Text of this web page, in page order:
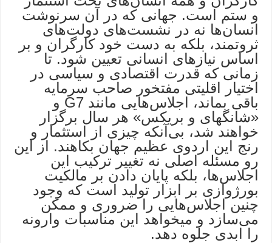
و ستم است. جهانی که در آن سرنوشت
انسان‌ها نه در نشست‌های دولت‌های
ثروتمند، بلکه به دست خود کارگران و بر
اساس نیازهای انسانی تعیین شود. تا
زمانی که قدرت اقتصادی و سیاسی در
اختیار اقلیتی مفتخور صاحب سرمایه
باقی بماند، اجلاس‌هایی مانند G7 و
«شانگهای و بریکس» هر سال برگزار
خواهند شد، بی‌آنکه چیزی از استثمار و
رنج این اردوی عظیم جهان بکاهند. از این
رو مسئله اصلی نه تغییر ترکیب این
اجلاس‌ها، بلکه پایان دادن بر مالکیت
بورژوازی بر ابزار تولید است که وجود
چنین اجلاس‌هایی را ضروری و ممکن
می‌سازد و میخواهد این مناسبات وارونه
را ابدی جلوه دهد.